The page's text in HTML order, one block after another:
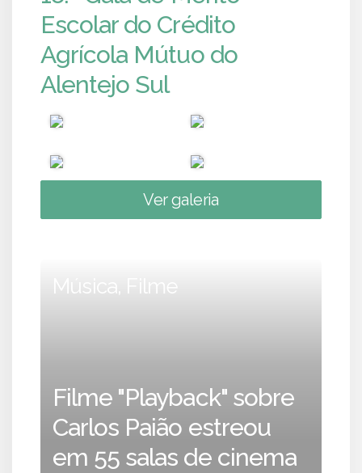
Escolar do Crédito
Agrícola Mútuo do
Alentejo Sul
Ver galeria
Música, Filme
Filme "Playback" sobre
Carlos Paião estreou
em 55 salas de cinema